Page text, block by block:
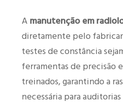
A manutenção em
diretamente pelo
testes de constância
ferramentas de precisão
treinados, garantindo a
necessária para